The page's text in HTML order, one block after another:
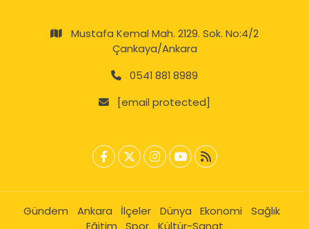
Mustafa Kemal Mah. 2129. Sok. No:4/2
Çankaya/Ankara
0541 881 8989
[email protected]
Gündem Ankara İlçeler Dünya Ekonomi
Sağlık
Eğitim
Spor Kültür-Sanat